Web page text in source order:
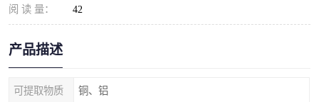
阅 读 量： 42
产品描述
可提取物质 铜、铝